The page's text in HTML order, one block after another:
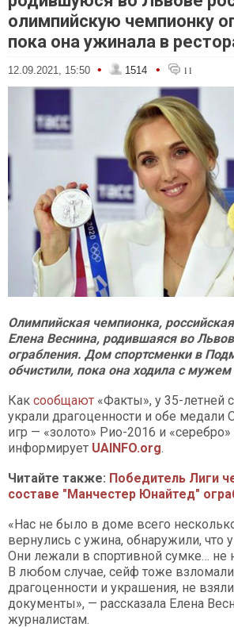
олимпийскую чемпионку
пока она ужинала в
12.09.2021, 15:50 • 1514 • 11
Олимпийская чемпионка,
Елена Веснина, родившаяся во
ограбления. Дом спортсменки в
обчистили, пока она ходила с
Как сообщают «Факты», у 35-летней
украли драгоценности и обе медали
игр — «золото» Рио-2016 и
информирует UAINFO.org.
Читайте также: Победитель Лиги
составе "Манчестер Юнайтед"
«Нас не было в доме всего
вернулись с ужина, обнаружили, что
Они лежали в спортивной сумке… не
В любом случае, сейф тоже
драгоценности и украшения, не
документы», — рассказала Елена
журналистам.